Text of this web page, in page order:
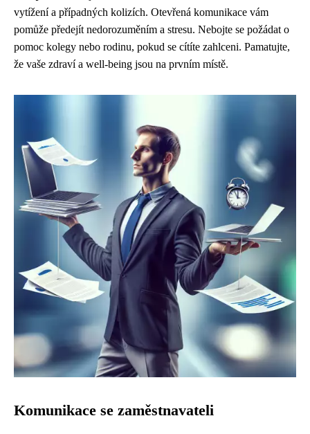
vytížení a případných kolizích. Otevřená komunikace vám
pomůže předejít nedorozuměním a stresu. Nebojte se požádat o
pomoc kolegy nebo rodinu, pokud se cítíte zahlceni. Pamatujte,
že vaše zdraví a well-being jsou na prvním místě.
Komunikace se zaměstnavateli